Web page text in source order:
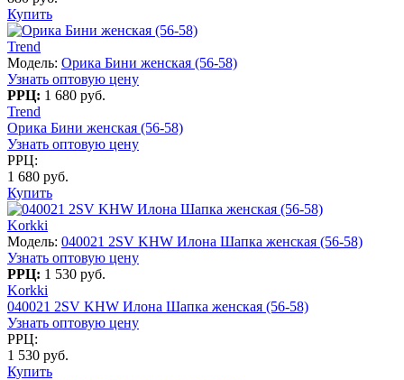
Купить
Trend
Модель: Орика Бини женская (56-58)
Узнать оптовую цену
РРЦ: 1 680 руб.
Trend
Орика Бини женская (56-58)
Узнать оптовую цену
РРЦ:
1 680 руб.
Купить
Korkki
Модель: 040021 2SV KHW Илона Шапка женская (56-58)
Узнать оптовую цену
РРЦ: 1 530 руб.
Korkki
040021 2SV KHW Илона Шапка женская (56-58)
Узнать оптовую цену
РРЦ:
1 530 руб.
Купить